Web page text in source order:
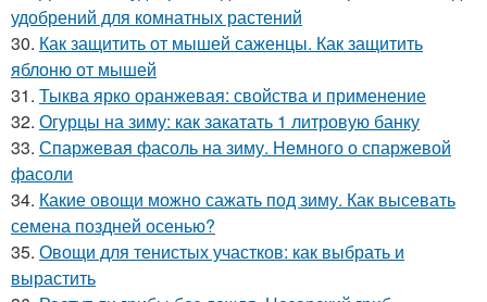
удобрений для комнатных растений
30. Как защитить от мышей саженцы. Как защитить
яблоню от мышей
31. Тыква ярко оранжевая: свойства и применение
32. Огурцы на зиму: как закатать 1 литровую банку
33. Спаржевая фасоль на зиму. Немного о спаржевой
фасоли
34. Какие овощи можно сажать под зиму. Как высевать
семена поздней осенью?
35. Овощи для тенистых участков: как выбрать и
вырастить